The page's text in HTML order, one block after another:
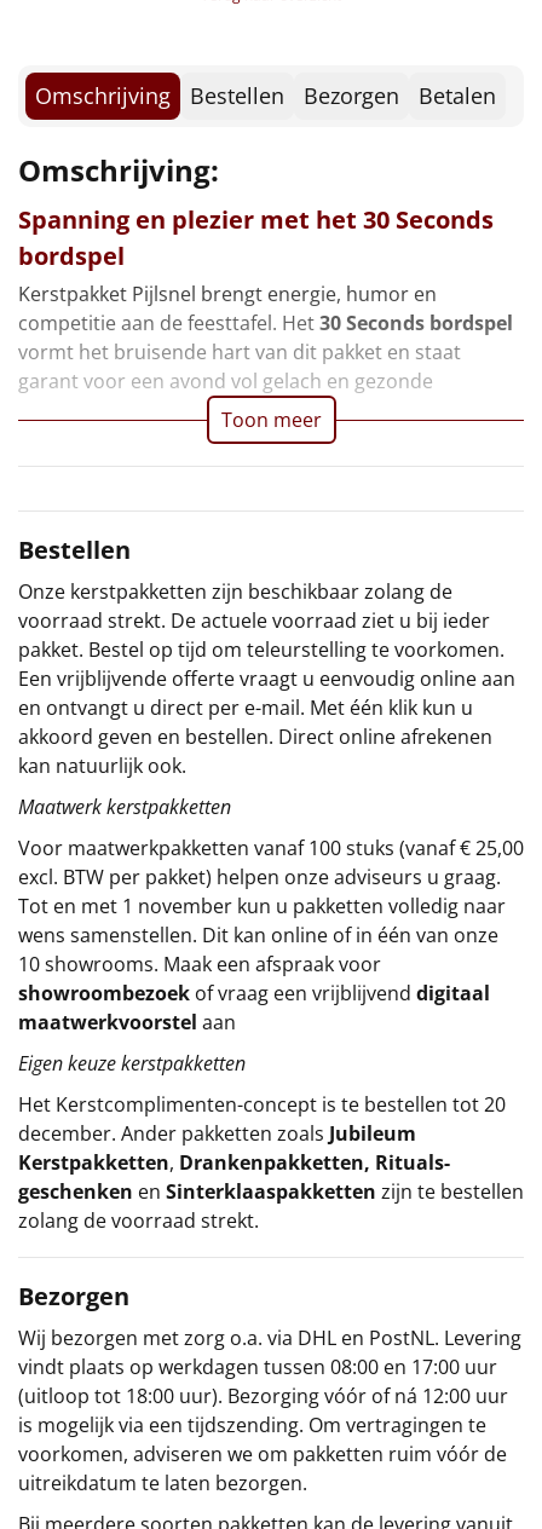
Noodradio NIEUW
Alle artikelen
Overige
Ideeën
Personeel
Doe het zelf
Particulier
Kerstgeschenken 2026
Relatiegeschenken
Cadeaubon
Per stuk
Alle overige
Omschrijving Bestellen Bezorgen Betalen
Omschrijving:
Spanning en plezier met het 30 Seconds
bordspel
Kerstpakket Pijlsnel brengt energie, humor en
competitie aan de feesttafel. Het30 Seconds bordspel
vormt het bruisende hart van dit pakket en staat
garant voor een avond vol gelach en gezonde
Toon meer
Bestellen
Onze kerstpakketten zijn beschikbaar zolang de
voorraad strekt. De actuele voorraad ziet u bij ieder
pakket. Bestel op tijd om teleurstelling te voorkomen.
Een vrijblijvende offerte vraagt u eenvoudig online aan
en ontvangt u direct per e-mail. Met één klik kun u
akkoord geven en bestellen. Direct online afrekenen
kan natuurlijk ook.
Maatwerk kerstpakketten
Voor maatwerkpakketten vanaf 100 stuks (vanaf € 25,00
excl. BTW per pakket) helpen onze adviseurs u graag.
Tot en met 1 november kun u pakketten volledig naar
wens samenstellen. Dit kan online of in één van onze
10 showrooms. Maak een afspraak voor
showroombezoek of vraag een vrijblijvend digitaal
maatwerkvoorstel aan
Eigen keuze kerstpakketten
Het Kerstcomplimenten-concept is te bestellen tot 20
december. Ander pakketten zoals Jubileum
Kerstpakketten, Drankenpakketten, Rituals-
geschenken en Sinterklaaspakketten zijn te bestellen
zolang de voorraad strekt.
Bezorgen
Wij bezorgen met zorg o.a. via DHL en PostNL. Levering
vindt plaats op werkdagen tussen 08:00 en 17:00 uur
(uitloop tot 18:00 uur). Bezorging vóór of ná 12:00 uur
is mogelijk via een tijdszending. Om vertragingen te
voorkomen, adviseren we om pakketten ruim vóór de
uitreikdatum te laten bezorgen.